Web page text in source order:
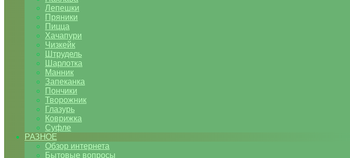
Лепешки
Пряники
Пицца
Хачапури
Чизкейк
Штрудель
Шарлотка
Манник
Запеканка
Пончики
Творожник
Глазурь
Коврижка
Суфле
РАЗНОЕ
Обзор интернета
Бытовые вопросы